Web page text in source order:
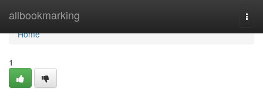
allbookmarking
Home
Home
1